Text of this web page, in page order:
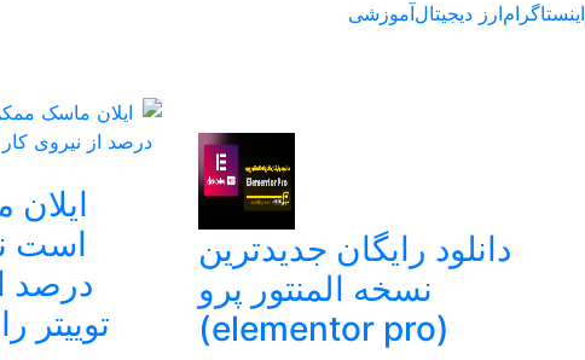
اینستاگرامارز دیجیتالآموزشی
دانلود رایگان جدیدترین
نسخه المنتور پرو
(elementor pro)
درصد
توییتر